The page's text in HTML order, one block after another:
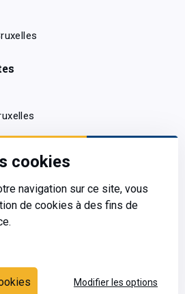
cookies
navigation sur ce site, vous
de cookies à des fins de
Modifier les options